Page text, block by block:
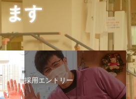
ます
採用エントリー